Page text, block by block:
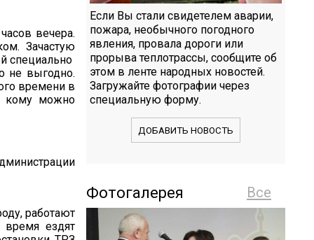
вечера.
Зачастую
специально
не выгодно.
времени в
кому можно
работают
время ездят
Если Вы стали свидетелем аварии,
пожара, необычного погодного
явления, провала дороги или
прорыва теплотрассы, сообщите об
этом в ленте народных новостей.
Загружайте фотографии через
специальную форму.
ДОБАВИТЬ НОВОСТЬ
Все
Фотогалерея